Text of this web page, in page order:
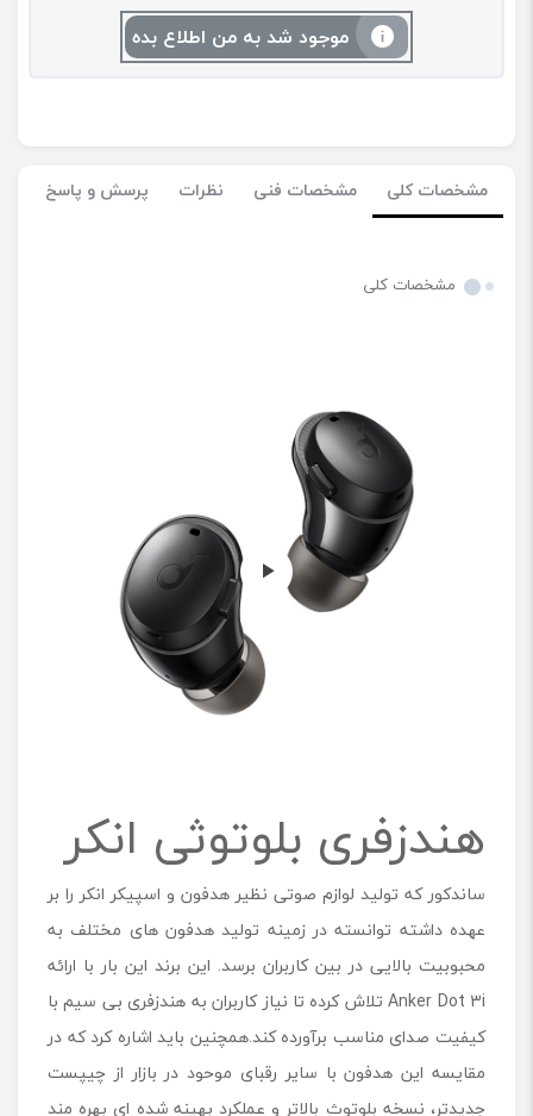
موجود شد به من اطلاع بده
مشخصات کلی مشخصات فنی نظرات پرسش و پاسخ
مشخصات کلی
هندزفری بلوتوثی انکر
ساندکور که تولید لوازم صوتی نظیر هدفون و اسپیکر انکر را بر
عهده داشته توانسته در زمینه تولید هدفون های مختلف به
محبوبیت بالایی در بین کاربران برسد. این برند این بار با ارائه
Anker Dot 3i تلاش کرده تا نیاز کاربران به هندزفری بی سیم با
کیفیت صدای مناسب برآورده کند.همچنین باید اشاره کرد که در
مقایسه این هدفون با سایر رقبای موحود در بازار از چیپست
جدیدتر، نسخه بلوتوث بالاتر و عملکرد بهینه شده ای بهره مند